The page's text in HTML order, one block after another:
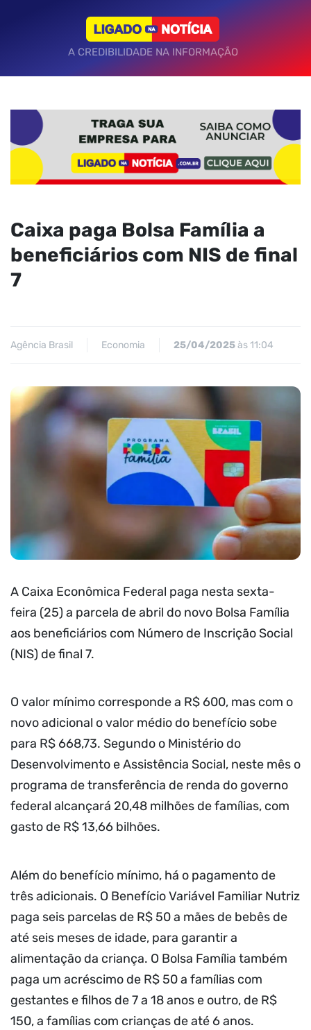
A CREDIBILIDADE NA INFORMAÇÃO
Caixa paga Bolsa Família a
beneficiários com NIS de final
7
Agência Brasil Economia 25/04/2025às 11:04
A Caixa Econômica Federal paga nesta sexta-
feira (25) a parcela de abril do novo Bolsa Família
aos beneficiários com Número de Inscrição Social
(NIS) de final 7.
O valor mínimo corresponde a R$ 600, mas com o
novo adicional o valor médio do benefício sobe
para R$ 668,73. Segundo o Ministério do
Desenvolvimento e Assistência Social, neste mês o
programa de transferência de renda do governo
federal alcançará 20,48 milhões de famílias, com
gasto de R$ 13,66 bilhões.
Além do benefício mínimo, há o pagamento de
três adicionais. O Benefício Variável Familiar Nutriz
paga seis parcelas de R$ 50 a mães de bebês de
até seis meses de idade, para garantir a
alimentação da criança. O Bolsa Família também
paga um acréscimo de R$ 50 a famílias com
gestantes e filhos de 7 a 18 anos e outro, de R$
150, a famílias com crianças de até 6 anos.